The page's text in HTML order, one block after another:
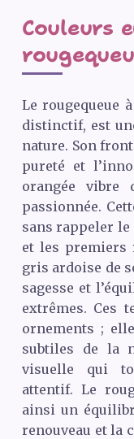
Couleurs
Le rougequeue
distinctif, est
nature. Son
pureté et
orangée vibre
passionnée.
sans rappeler
et les premiers
gris ardoise de
sagesse et
extrêmes. Ces
ornements ;
subtiles de la
visuelle qui
attentif. Le
ainsi un
renouveau et la